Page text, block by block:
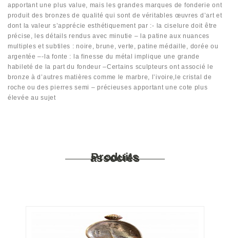
apportant une plus value, mais les grandes marques de fonderie ont
produit des bronzes de qualité qui sont de véritables œuvres d’art et
dont la valeur s’apprécie esthétiquement par :- la ciselure doit être
précise, les détails rendus avec minutie – la patine aux nuances
multiples et subtiles : noire, brune, verte, patine médaille, dorée ou
argentée –-la fonte : la finesse du métal implique une grande
habileté de la part du fondeur –Certains sculpteurs ont associé le
bronze à d’autres matières comme le marbre, l’ivoire,le cristal de
roche ou des pierres semi – précieuses apportant une cote plus
élevée au sujet
Produits associés